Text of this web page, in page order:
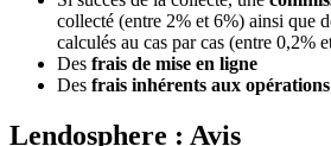
collecté (entre 2% et 6%) ainsi que
calculés au cas par cas (entre 0,2%
Des frais de mise en ligne
Des frais inhérents aux
Lendosphere : Avis